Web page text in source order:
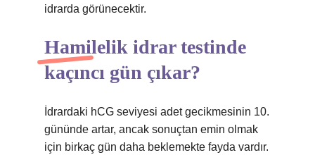
idrarda görünecektir.
Hamilelik idrar testinde
kaçıncı gün çıkar?
İdrardaki hCG seviyesi adet gecikmesinin 10.
gününde artar, ancak sonuçtan emin olmak
için birkaç gün daha beklemekte fayda vardır.